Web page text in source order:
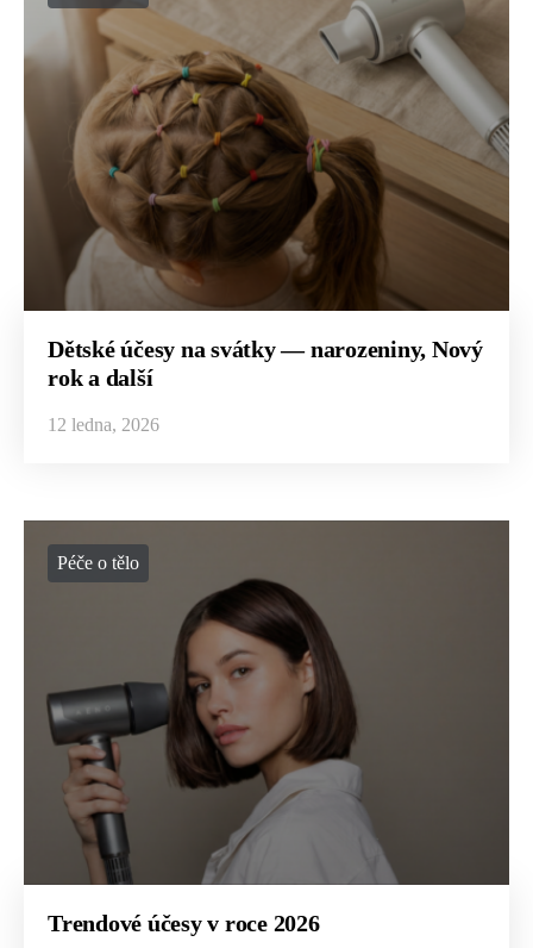
Dětské účesy na svátky — narozeniny, Nový
rok a další
12 ledna, 2026
Péče o tělo
Trendové účesy v roce 2026